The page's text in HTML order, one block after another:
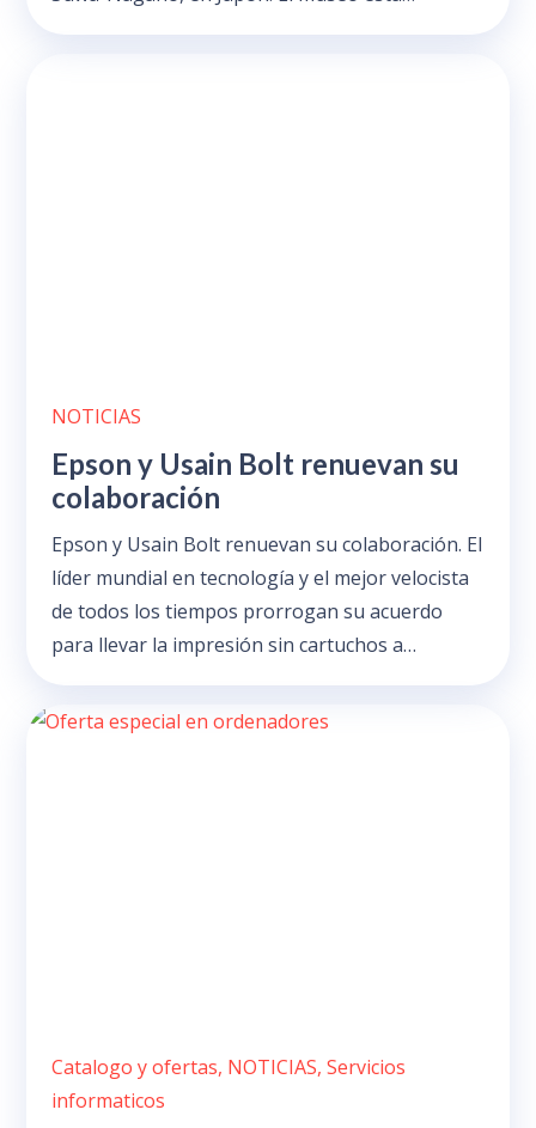
NOTICIAS
Epson y Usain Bolt renuevan su
colaboración
Epson y Usain Bolt renuevan su colaboración. El
líder mundial en tecnología y el mejor velocista
de todos los tiempos prorrogan su acuerdo
para llevar la impresión sin cartuchos a…
Catalogo y ofertas, NOTICIAS, Servicios
informaticos